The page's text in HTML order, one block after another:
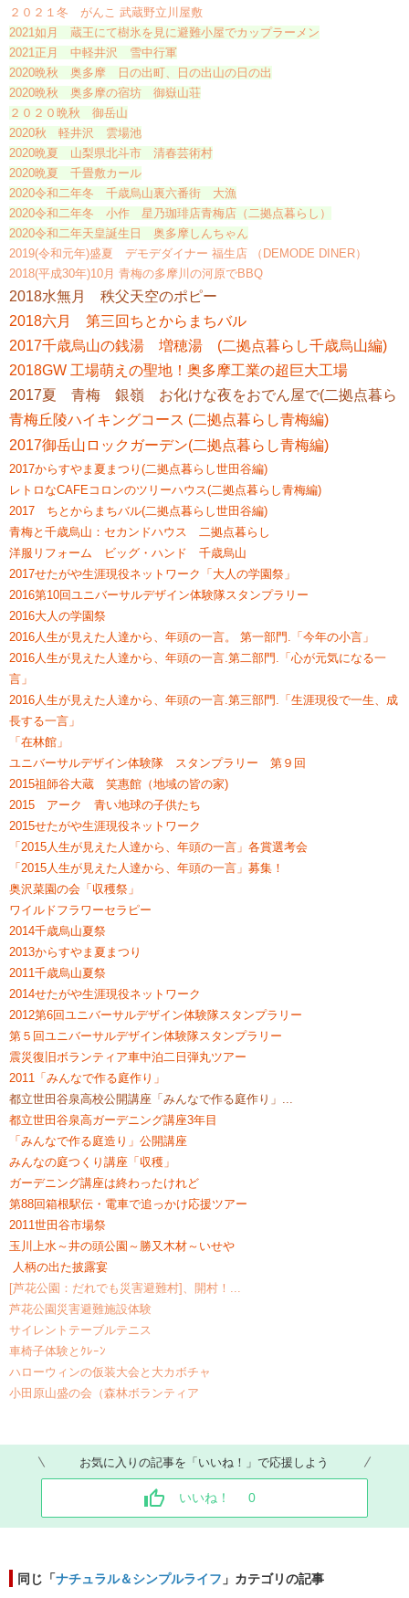
２０２１冬 がんこ 武蔵野立川屋敷
2021如月 蔵王にて樹氷を見に避難小屋でカップラーメン
2021正月 中軽井沢 雪中行軍
2020晩秋 奥多摩 日の出町、日の出山の日の出
2020晩秋 奥多摩の宿坊 御嶽山荘
２０２０晩秋 御岳山
2020秋 軽井沢 雲場池
2020晩夏 山梨県北斗市 清春芸術村
2020晩夏 千畳敷カール
2020令和二年冬 千歳烏山裏六番街 大漁
2020令和二年冬 小作 星乃珈琲店青梅店（二拠点暮らし）
2020令和二年天皇誕生日 奥多摩しんちゃん
2019(令和元年)盛夏 デモデダイナー 福生店 （DEMODE DINER）
2018(平成30年)10月 青梅の多摩川の河原でBBQ
2018水無月 秩父天空のポピー
2018六月 第三回ちとからまちバル
2017千歳烏山の銭湯 増穂湯 (二拠点暮らし千歳烏山編)
2018GW 工場萌えの聖地！奥多摩工業の超巨大工場
2017夏 青梅 銀嶺 お化けな夜をおでん屋で(二拠点暮ら
青梅丘陵ハイキングコース (二拠点暮らし青梅編)
2017御岳山ロックガーデン(二拠点暮らし青梅編)
2017からすやま夏まつり(二拠点暮らし世田谷編)
レトロなCAFEコロンのツリーハウス(二拠点暮らし青梅編)
2017 ちとからまちバル(二拠点暮らし世田谷編)
青梅と千歳烏山：セカンドハウス 二拠点暮らし
洋服リフォーム ビッグ・ハンド 千歳烏山
2017せたがや生涯現役ネットワーク「大人の学園祭」
2016第10回ユニバーサルデザイン体験隊スタンプラリー
2016大人の学園祭
2016人生が見えた人達から、年頭の一言。 第一部門.「今年の小言」
2016人生が見えた人達から、年頭の一言.第二部門.「心が元気になる一
言」
2016人生が見えた人達から、年頭の一言.第三部門.「生涯現役で一生、成
長する一言」
「在林館」
ユニバーサルデザイン体験隊 スタンプラリー 第９回
2015祖師谷大蔵 笑惠館（地域の皆の家)
2015 アーク 青い地球の子供たち
2015せたがや生涯現役ネットワーク
「2015人生が見えた人達から、年頭の一言」各賞選考会
「2015人生が見えた人達から、年頭の一言」募集！
奥沢菜園の会「収穫祭」
ワイルドフラワーセラピー
2014千歳烏山夏祭
2013からすやま夏まつり
2011千歳烏山夏祭
2014せたがや生涯現役ネットワーク
2012第6回ユニバーサルデザイン体験隊スタンプラリー
第５回ユニバーサルデザイン体験隊スタンプラリー
震災復旧ボランティア車中泊二日弾丸ツアー
2011「みんなで作る庭作り」
都立世田谷泉高校公開講座「みんなで作る庭作り」...
都立世田谷泉高ガーデニング講座3年目
「みんなで作る庭造り」公開講座
みんなの庭つくり講座「収穫」
ガーデニング講座は終わったけれど
第88回箱根駅伝・電車で追っかけ応援ツアー
2011世田谷市場祭
玉川上水～井の頭公園～勝又木材～いせや
人柄の出た披露宴
[芦花公園：だれでも災害避難村]、開村！...
芦花公園災害避難施設体験
サイレントテーブルテニス
車椅子体験とｸﾚｰﾝ
ハローウィンの仮装大会と大カボチャ
小田原山盛の会（森林ボランティア
お気に入りの記事を「いいね！」で応援しよう
いいね！ 0
同じ「ナチュラル＆シンプルライフ 」カテゴリの記事